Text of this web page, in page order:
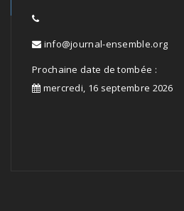
info@journal-ensemble.org
Prochaine date de tombée :
mercredi, 16 septembre 2026